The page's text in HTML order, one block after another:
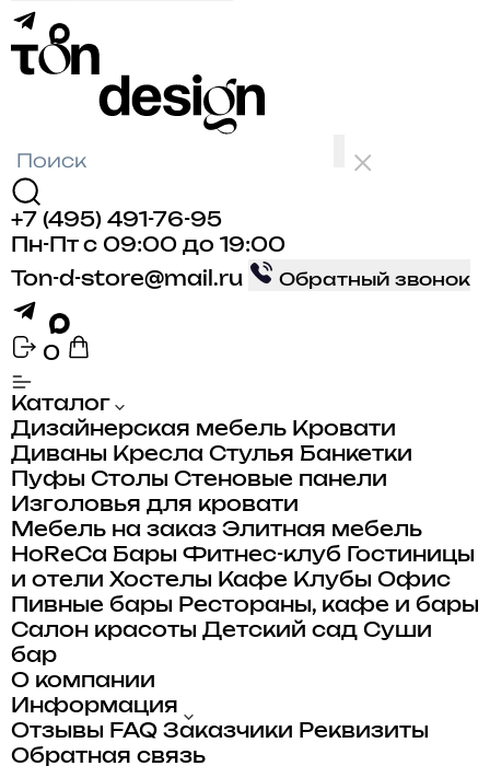
+7 (495) 491-76-95
Пн-Пт с 09:00 до 19:00
Ton-d-store@mail.ru
Обратный звонок
0
Каталог
Дизайнерская мебель Кровати
Диваны Кресла Стулья Банкетки
Пуфы Столы Стеновые панели
Изголовья для кровати
Мебель на заказ Элитная мебель
HoReCa Бары Фитнес-клуб
Гостиницы
и отели Хостелы Кафе Клубы Офис
Пивные бары Рестораны, кафе и бары
Салон красоты Детский сад Суши
бар
О компании
Информация
Отзывы FAQ Заказчики Реквизиты
Обратная связь